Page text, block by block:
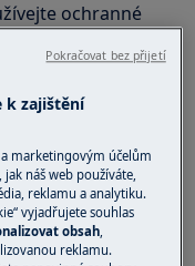
ochranné
ochránili před
OČÍ
k zajištění
marketingovým účelům
náš web používáte,
reklamu a analytiku.
vyjadřujete souhlas
obsah,
reklamu.
Pokračovat bez přijetí